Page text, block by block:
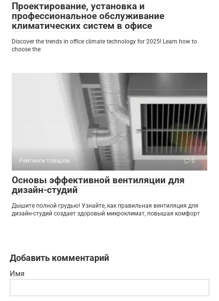
Проектирование, установка и
профессиональное обслуживание
климатических систем в офисе
Discover the trends in office climate technology for 2025! Learn how to
choose the
Рейтинги товаров 0
Основы эффективной вентиляции для
дизайн-студий
Дышите полной грудью! Узнайте, как правильная вентиляция для
дизайн-студий создает здоровый микроклимат, повышая комфорт
Добавить комментарий
Имя